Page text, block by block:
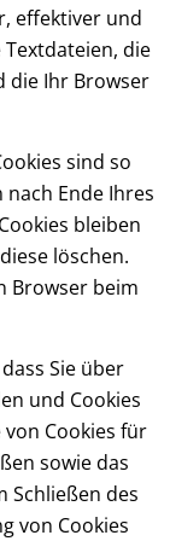
effektiver und
die
die Ihr Browser
sind so
nach Ende Ihres
bleiben
löschen.
Browser beim
Sie über
und Cookies
Cookies für
sowie das
Schließen des
von Cookies